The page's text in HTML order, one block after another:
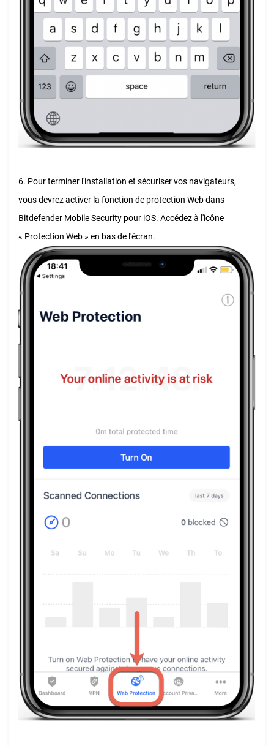
6. Pour terminer l'installation et sécuriser vos navigateurs,
vous devrez activer la fonction de protection Web dans
Bitdefender Mobile Security pour iOS. Accédez à l'icône
« Protection Web » en bas de l'écran.